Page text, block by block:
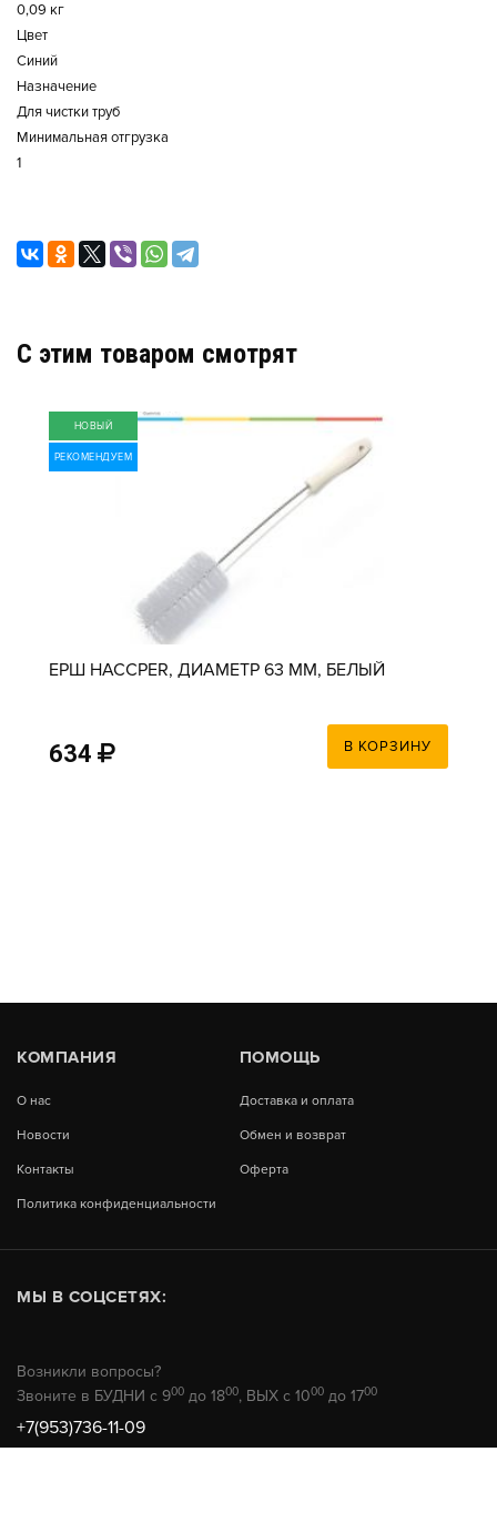
0,09 кг
Цвет
Синий
Назначение
Для чистки труб
Минимальная отгрузка
1
C этим товаром смотрят
НОВЫЙ
РЕКОМЕНДУЕМ
ЕРШ HACCPER, ДИАМЕТР 63 ММ, БЕЛЫЙ
634 В КОРЗИНУ
КОМПАНИЯ
О нас
Новости
Контакты
Политика конфиденциальности
ПОМОЩЬ
Доставка и оплата
Обмен и возврат
Оферта
МЫ В СОЦСЕТЯХ:
Возникли вопросы?
Звоните в БУДНИ с 900 до 1800, ВЫХ с 1000 до 1700
+7(953)736-11-09